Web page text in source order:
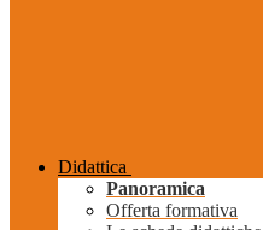
Didattica
Panoramica
Offerta formativa